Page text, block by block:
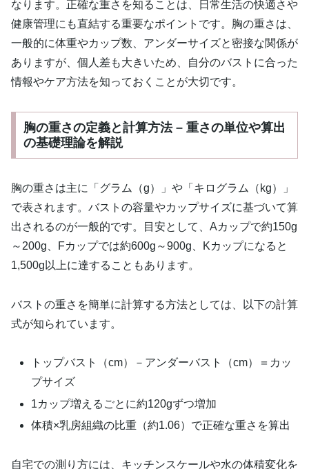
なります。正確な重さを知ることは、日常生活の快適さや
健康管理にも直結する重要なポイントです。胸の重さは、
一般的に体重やカップ数、アンダーサイズと密接な関係が
ありますが、個人差も大きいため、自分のバストに合った
情報やケア方法を知っておくことが大切です。
胸の重さの定義と計算方法 – 重さの単位や算出
の基礎理論を解説
胸の重さは主に「グラム（g）」や「キログラム（kg）」
で表されます。バストの容量やカップサイズに基づいて算
出されるのが一般的です。目安として、Aカップで約150g
～200g、Fカップでは約600g～900g、Kカップになると
1,500g以上に達することもあります。
バストの重さを簡単に計算する方法としては、以下の計算
式が知られています。
トップバスト（cm）－アンダーバスト（cm）＝カッ
プサイズ
1カップ増えるごとに約120gずつ増加
体積×乳房組織の比重（約1.06）で正確な重さを算出
自宅での測り方には、キッチンスケールや水の体積変化を